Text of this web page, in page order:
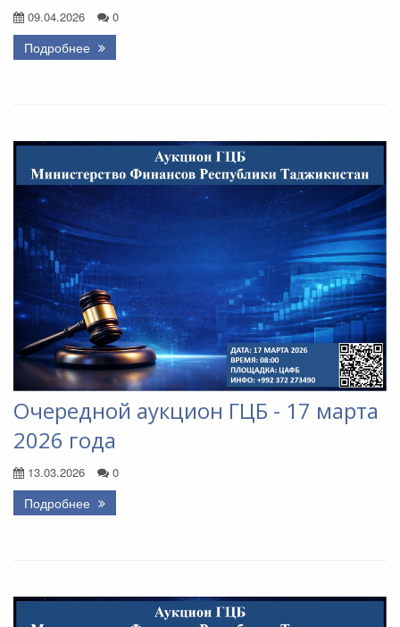
09.04.2026 0
Подробнее
Очередной аукцион ГЦБ - 17 марта
2026 года
13.03.2026 0
Подробнее